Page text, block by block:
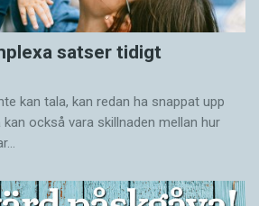
satser tidigt
kan tala, kan redan ha snappat upp
också vara skillnaden mellan hur